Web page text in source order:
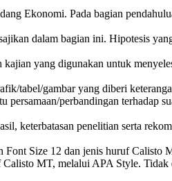
Ekonomi. Pada bagian
dalam bagian ini. Hipotesis
yang digunakan untuk
tabel/gambar yang diberi
persamaan/perbandingan terhadap
keterbatasan penelitian serta
Font Size 12 dan jenis huruf Calisto
MT, melalui APA Style. Tidak